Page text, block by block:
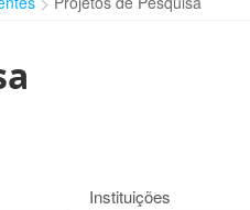
Instituições